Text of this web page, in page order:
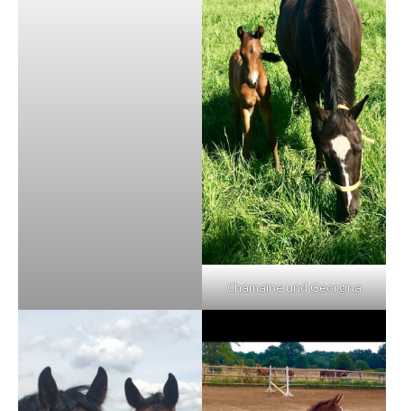
Chamaine und Georgina